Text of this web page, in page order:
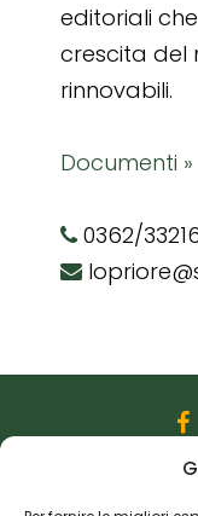
editoriali
crescita del
rinnovabili.
Documenti »
0362/